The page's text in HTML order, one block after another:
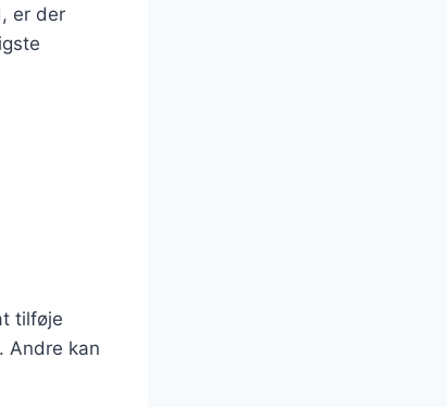
er der
tilføje
Andre kan